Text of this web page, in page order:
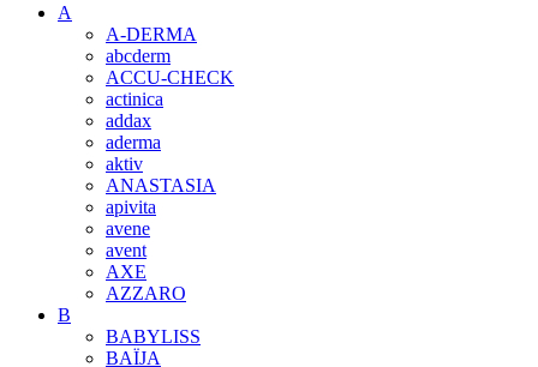
A
A-DERMA
abcderm
ACCU-CHECK
actinica
addax
aderma
aktiv
ANASTASIA
apivita
avene
avent
AXE
AZZARO
B
BABYLISS
BAÏJA